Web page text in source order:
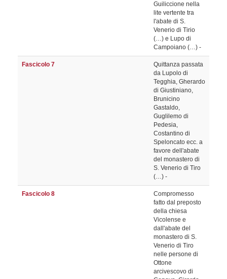
Guiliccione nella
lite vertente tra
l'abate di S.
Venerio di Tirio
(…) e Lupo di
Campoiano (…) -
Fascicolo 7
Quittanza passata
da Lupolo di
Tegghia, Gherardo
di Giustiniano,
Brunicino
Gastaldo,
Guglilemo di
Pedesia,
Costantino di
Speloncato ecc. a
favore dell'abate
del monastero di
S. Venerio di Tiro
(…) -
Fascicolo 8
Compromesso
fatto dal preposto
della chiesa
Vicolense e
dall'abate del
monastero di S.
Venerio di Tiro
nelle persone di
Ottone
arcivescovo di